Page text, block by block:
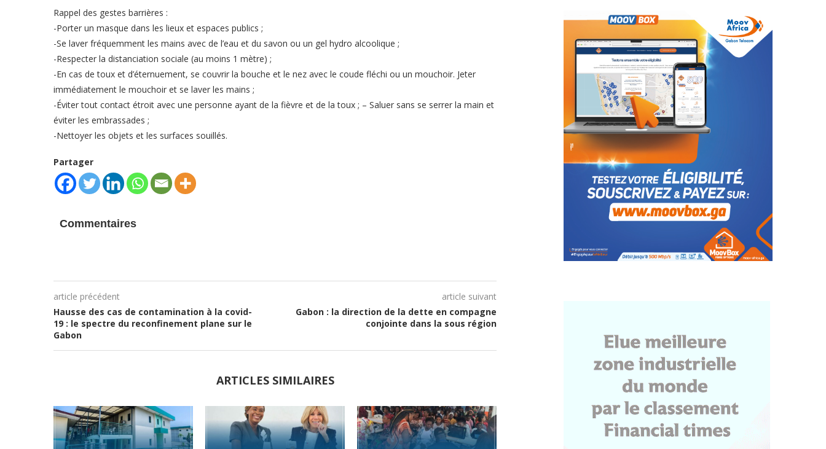
Rappel des gestes barrières :
-Porter un masque dans les lieux et espaces publics ;
-Se laver fréquemment les mains avec de l’eau et du savon ou un gel hydro alcoolique ;
-Respecter la distanciation sociale (au moins 1 mètre) ;
-En cas de toux et d’éternuement, se couvrir la bouche et le nez avec le coude fléchi ou un mouchoir. Jeter
immédiatement le mouchoir et se laver les mains ;
-Éviter tout contact étroit avec une personne ayant de la fièvre et de la toux ; – Saluer sans se serrer la main et
éviter les embrassades ;
-Nettoyer les objets et les surfaces souillés.
Partager
Commentaires
article précédent
Hausse des cas de contamination à la covid-
19 : le spectre du reconfinement plane sur le
Gabon
article suivant
Gabon : la direction de la dette en compagne
conjointe dans la sous région
ARTICLES SIMILAIRES